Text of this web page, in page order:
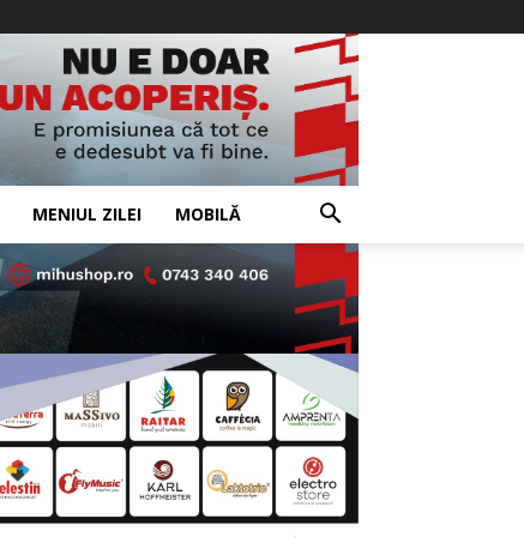
MENIUL ZILEI MOBILĂ